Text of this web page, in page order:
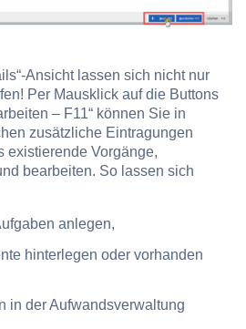
Ansicht lassen sich nicht nur
Per Mausklick auf die Buttons
– F11“ können Sie in
zusätzliche Eintragungen
existierende Vorgänge,
bearbeiten. So lassen sich
anlegen,
hinterlegen oder vorhanden
in der Aufwandsverwaltung